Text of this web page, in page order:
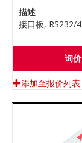
描述
接口板, RS232/
询价
添加至报价列表